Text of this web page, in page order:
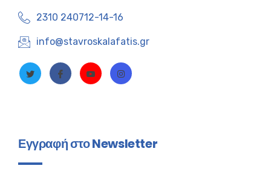
2310 240712-14-16
info@stavroskalafatis.gr
Εγγραφή στο Newsletter